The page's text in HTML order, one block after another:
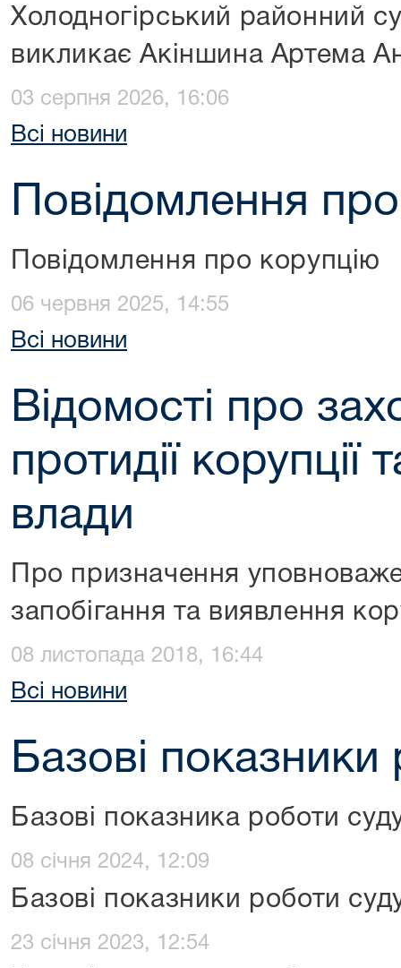
Холодногірський районний
викликає Акіншина Артема
03 серпня 2026, 16:06
Всі новини
Повідомлення
Повідомлення про корупцію
06 червня 2025, 14:55
Всі новини
Відомості про
протидії
влади
Про призначення
запобігання та виявлення
08 листопада 2018, 16:44
Всі новини
Базові показники
Базові показника роботи
08 січня 2024, 12:09
Базові показники роботи
23 січня 2023, 12:54